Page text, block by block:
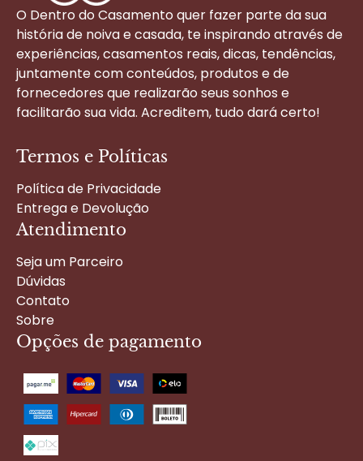
O Dentro do Casamento quer fazer parte da sua
história de noiva e casada, te inspirando através de
experiências, casamentos reais, dicas, tendências,
juntamente com conteúdos, produtos e de
fornecedores que realizarão seus sonhos e
facilitarão sua vida. Acreditem, tudo dará certo!
Termos e Políticas
Política de Privacidade
Entrega e Devolução
Atendimento
Seja um Parceiro
Dúvidas
Contato
Sobre
Opções de pagamento